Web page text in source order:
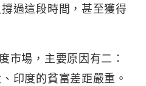
過這段時間，甚至獲得
市場，主要原因有二：
印度的貧富差距嚴重。